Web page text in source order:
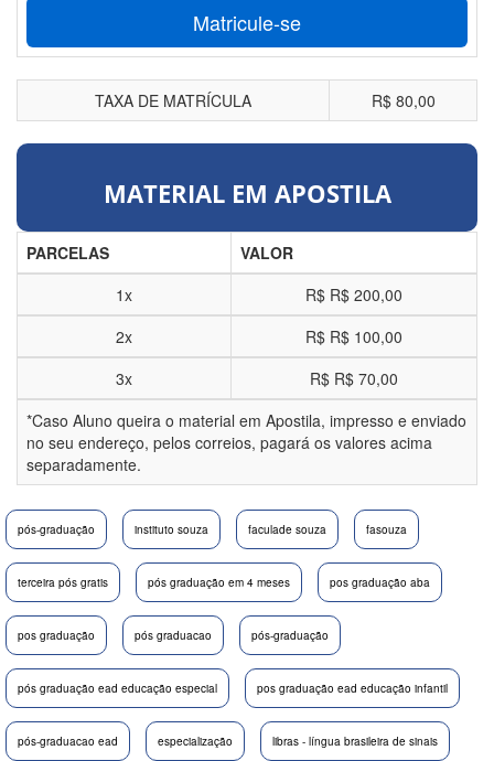
Matricule-se
TAXA DE MATRÍCULA R$ 80,00
MATERIAL EM APOSTILA
PARCELAS
VALOR
1x
R$ R$ 200,00
2x
R$ R$ 100,00
3x
R$ R$ 70,00
*Caso Aluno queira o material em Apostila, impresso e enviado
no seu endereço, pelos correios, pagará os valores acima
separadamente.
pós-graduação instituto souza faculade souza fasouza
terceira pós gratis pós graduação em 4 meses pos graduação aba
pos graduação pós graduacao pós-graduação
pós graduação ead educação especial pos graduação ead educação infantil
pós-graduacao ead especialização libras - língua brasileira de sinais